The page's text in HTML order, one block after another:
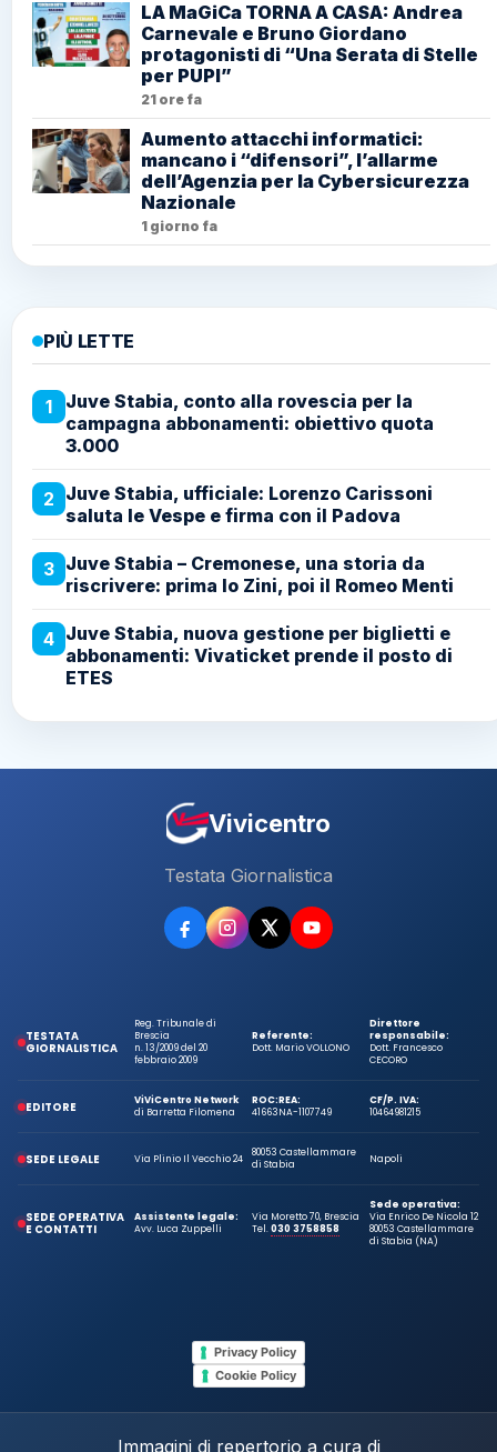
LA MaGiCa TORNA A CASA: Andrea
Carnevale e Bruno Giordano
protagonisti di “Una Serata di Stelle
per PUPI”
21 ore fa
Aumento attacchi informatici:
mancano i “difensori”, l’allarme
dell’Agenzia per la Cybersicurezza
Nazionale
1 giorno fa
PIÙ LETTE
1
Juve Stabia, conto alla rovescia per la
campagna abbonamenti: obiettivo quota
3.000
2 Juve Stabia, ufficiale: Lorenzo Carissoni
saluta le Vespe e firma con il Padova
3 Juve Stabia – Cremonese, una storia da
riscrivere: prima lo Zini, poi il Romeo Menti
4 Juve Stabia, nuova gestione per biglietti e
abbonamenti: Vivaticket prende il posto di
ETES
Vivicentro
Testata Giornalistica
TESTATA
GIORNALISTICA
Reg. Tribunale di
Brescia
n. 13/2009 del 20
febbraio 2009
Referente:
Dott. Mario VOLLONO
Direttore
responsabile:
Dott. Francesco
CECORO
EDITORE
ViViCentro Network
di Barretta Filomena
ROC:
41663
REA:
NA-1107749
CF/P. IVA:
10464981215
SEDE LEGALE Via Plinio Il Vecchio 24
80053 Castellammare
di Stabia
Napoli
SEDE OPERATIVA
E CONTATTI
Assistente legale:
Avv. Luca Zuppelli
Via Moretto 70, Brescia
Tel.030 3758858
Sede operativa:
Via Enrico De Nicola 12
80053 Castellammare
di Stabia (NA)
Privacy Policy
Cookie Policy
Immagini di repertorio a cura di